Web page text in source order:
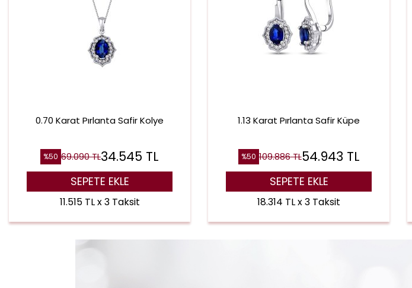
0.70 Karat Pırlanta Safir Kolye
%50 69.090TL34.545 TL
SEPETE EKLE
11.515 TL x 3 Taksit
1.13 Karat Pırlanta Safir Küpe
%50 109.886TL54.943 TL
SEPETE EKLE
18.314 TL x 3 Taksit